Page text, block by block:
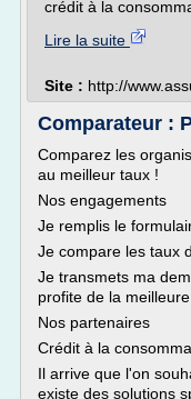
crédit à la
Lire la suite
Site : http://
Comparateur :
Comparez les
au meilleur taux !
Nos engagements
Je remplis le
Je compare les taux
Je transmets ma
profite de la
Nos partenaires
Crédit à la
Il arrive que l'on
existe des solutions